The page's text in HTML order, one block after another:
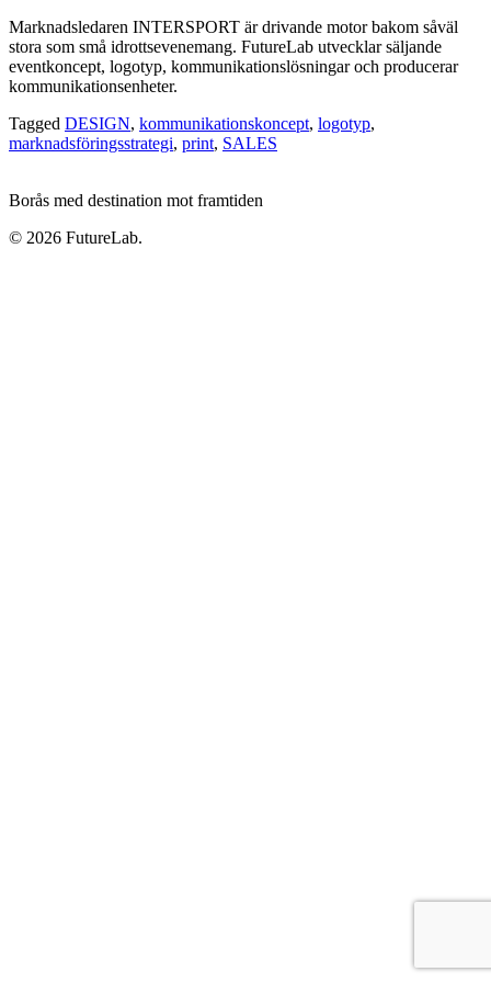
Marknadsledaren INTERSPORT är drivande motor bakom såväl
stora som små idrottsevenemang. FutureLab utvecklar säljande
eventkoncept, logotyp, kommunikationslösningar och producerar
kommunikationsenheter.
Tagged DESIGN, kommunikationskoncept, logotyp,
marknadsföringsstrategi, print, SALES
Borås med destination mot framtiden
© 2026 FutureLab.